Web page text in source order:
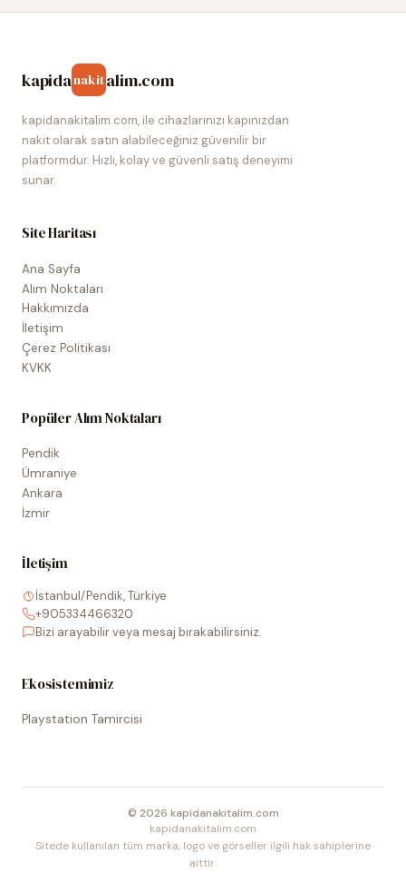
kapidanakitalim.com
kapidanakitalim.com, ile cihazlarınızı kapınızdan
nakit olarak satın alabileceğiniz güvenilir bir
platformdur. Hızlı, kolay ve güvenli satış deneyimi
sunar.
Site Haritası
Ana Sayfa
Alım Noktaları
Hakkımızda
İletişim
Çerez Politikası
KVKK
Popüler Alım Noktaları
Pendik
Ümraniye
Ankara
İzmir
İletişim
İstanbul/Pendik, Türkiye
+905334466320
Bizi arayabilir veya mesaj bırakabilirsiniz.
Ekosistemimiz
Playstation Tamircisi
© 2026 kapidanakitalim.com
kapidanakitalim.com
Sitede kullanılan tüm marka, logo ve görseller ilgili hak sahiplerine
aittir.